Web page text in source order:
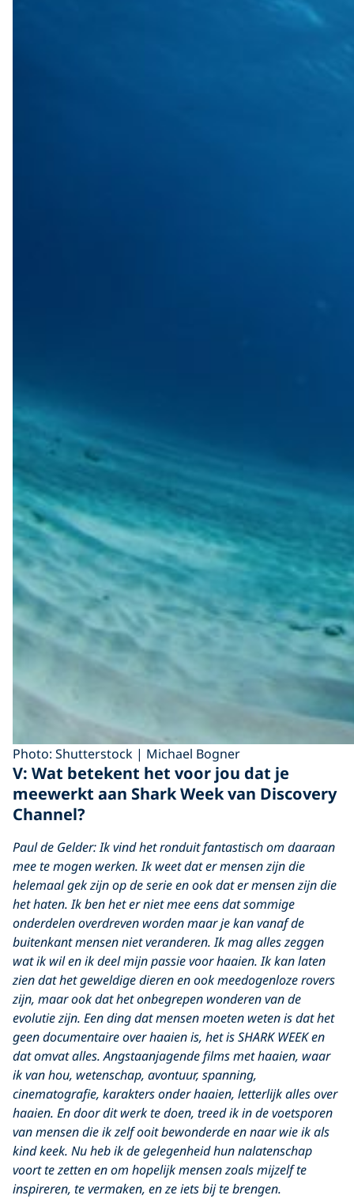
Photo: Shutterstock | Michael Bogner
V: Wat betekent het voor jou dat je
meewerkt aan Shark Week van Discovery
Channel?
Paul de Gelder: Ik vind het ronduit fantastisch om daaraan
mee te mogen werken. Ik weet dat er mensen zijn die
helemaal gek zijn op de serie en ook dat er mensen zijn die
het haten. Ik ben het er niet mee eens dat sommige
onderdelen overdreven worden maar je kan vanaf de
buitenkant mensen niet veranderen. Ik mag alles zeggen
wat ik wil en ik deel mijn passie voor haaien. Ik kan laten
zien dat het geweldige dieren en ook meedogenloze rovers
zijn, maar ook dat het onbegrepen wonderen van de
evolutie zijn. Een ding dat mensen moeten weten is dat het
geen documentaire over haaien is, het is SHARK WEEK en
dat omvat alles. Angstaanjagende films met haaien, waar
ik van hou, wetenschap, avontuur, spanning,
cinematografie, karakters onder haaien, letterlijk alles over
haaien. En door dit werk te doen, treed ik in de voetsporen
van mensen die ik zelf ooit bewonderde en naar wie ik als
kind keek. Nu heb ik de gelegenheid hun nalatenschap
voort te zetten en om hopelijk mensen zoals mijzelf te
inspireren, te vermaken, en ze iets bij te brengen.